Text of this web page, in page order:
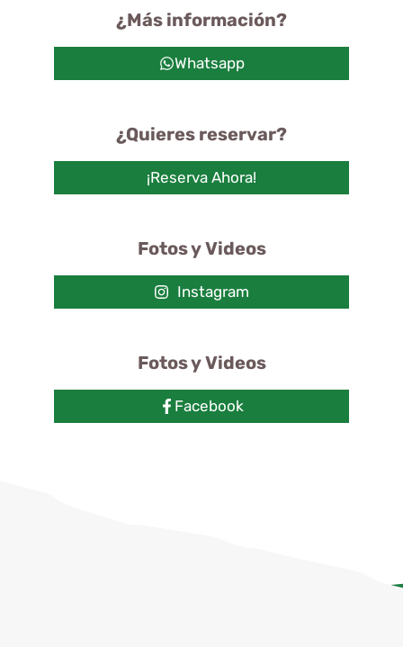
¿Más información?
Whatsapp
¿Quieres reservar?
¡Reserva Ahora!
Fotos y Videos
Instagram
Fotos y Videos
Facebook